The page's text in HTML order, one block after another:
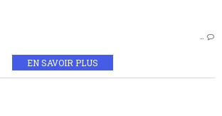
…
EN SAVOIR PLUS